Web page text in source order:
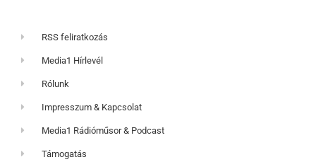
RSS feliratkozás
Media1 Hírlevél
Rólunk
Impresszum & Kapcsolat
Media1 Rádióműsor & Podcast
Támogatás